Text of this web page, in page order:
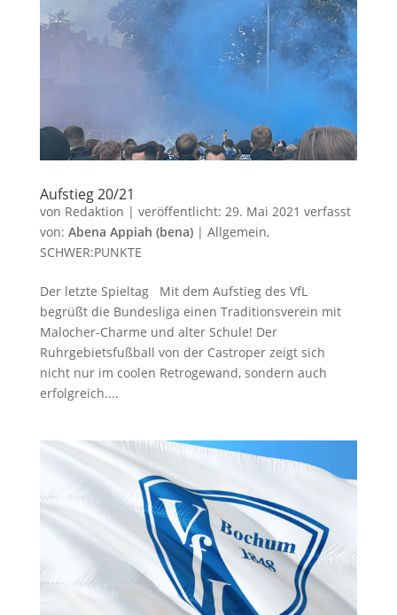
Aufstieg 20/21
von Redaktion | veröffentlicht: 29. Mai 2021 verfasst
von: Abena Appiah (bena)| Allgemein,
SCHWER:PUNKTE
Der letzte Spieltag Mit dem Aufstieg des VfL
begrüßt die Bundesliga einen Traditionsverein mit
Malocher-Charme und alter Schule! Der
Ruhrgebietsfußball von der Castroper zeigt sich
nicht nur im coolen Retrogewand, sondern auch
erfolgreich....